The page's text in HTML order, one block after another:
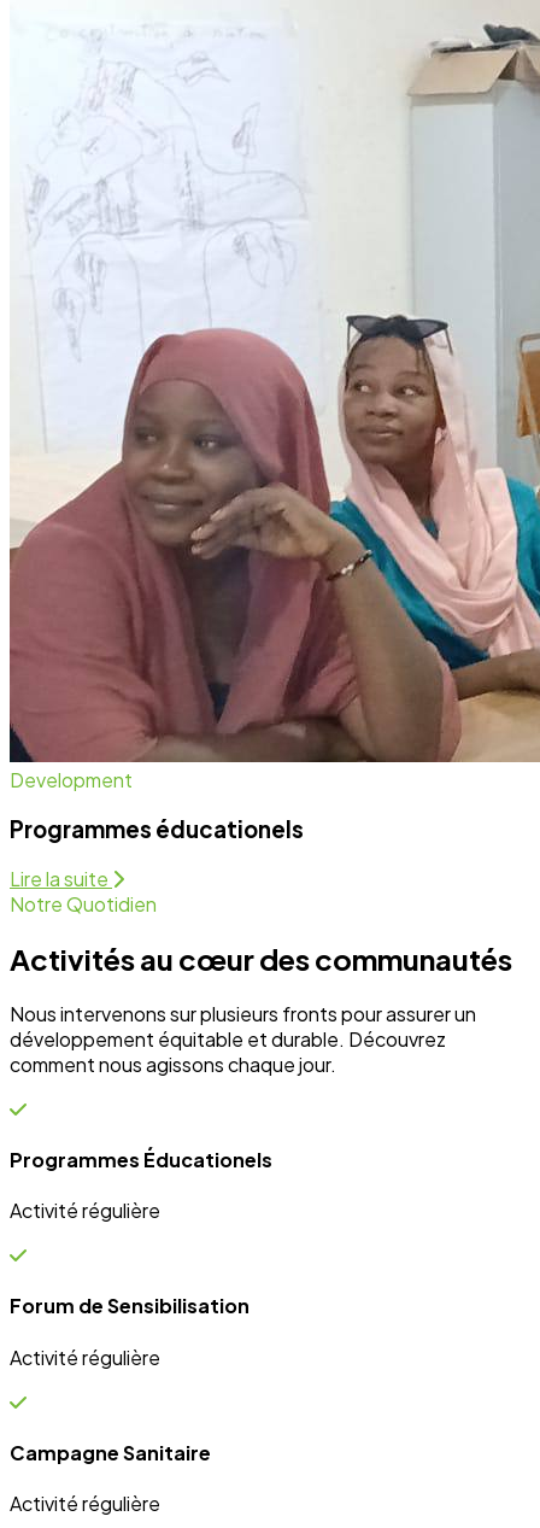
Development
Programmes éducationels
Notre Quotidien
Activités au cœur des communautés
Nous intervenons sur plusieurs fronts pour assurer un
développement équitable et durable. Découvrez
comment nous agissons chaque jour.
Programmes Éducationels
Activité régulière
Activité régulière
Activité régulière
Ateliers communautaires
Activité régulière